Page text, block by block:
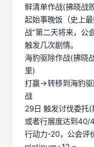
鲜清单作战(拂晓战
起始事晚饭（史上
战”第二天将来，公
触发几次剧情。
海豹驱除作战(拂晓
里)
打赢→转移到海豹
战
29日 触发讨伐委托
或者行展度达到40/
行动力-20，公会评